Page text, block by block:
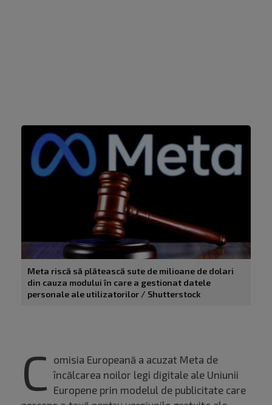
Meta riscă să plătească sute de milioane de dolari
din cauza modului în care a gestionat datele
personale ale utilizatorilor / Shutterstock
C omisia Europeană a acuzat Meta de
încălcarea noilor legi digitale ale Uniunii
Europene prin modelul de publicitate care